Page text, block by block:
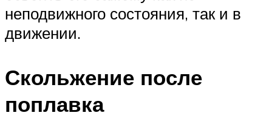
неподвижного состояния, так и в
движении.
Скольжение после
поплавка